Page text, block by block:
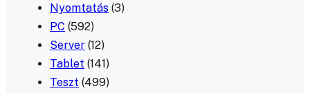
Nyomtatás (3)
PC (592)
Server (12)
Tablet (141)
Teszt (499)